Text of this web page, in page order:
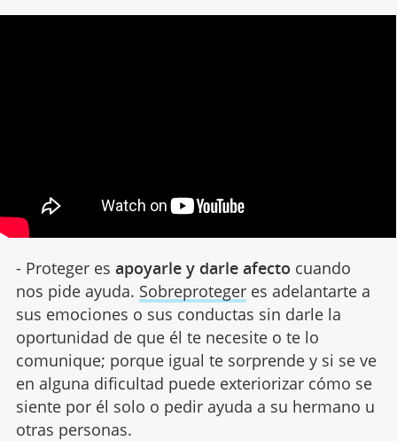
- Proteger es apoyarle y darle afecto cuando
nos pide ayuda. Sobreprotegeres adelantarte a
sus emociones o sus conductas sin darle la
oportunidad de que él te necesite o te lo
comunique; porque igual te sorprende y si se ve
en alguna dificultad puede exteriorizar cómo se
siente por él solo o pedir ayuda a su hermano u
otras personas.